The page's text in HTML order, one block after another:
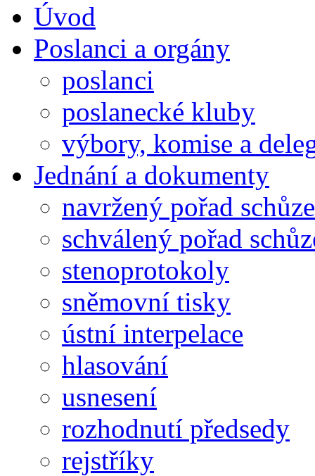
Úvod
Poslanci a orgány
poslanci
poslanecké kluby
výbory, komise a
Jednání a dokumenty
navržený pořad schůze
schválený pořad
stenoprotokoly
sněmovní tisky
ústní interpelace
hlasování
usnesení
rozhodnutí předsedy
rejstříky